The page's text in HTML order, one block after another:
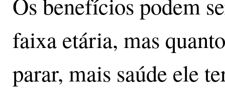
Os benefícios podem
faixa etária, mas
parar, mais saúde ele